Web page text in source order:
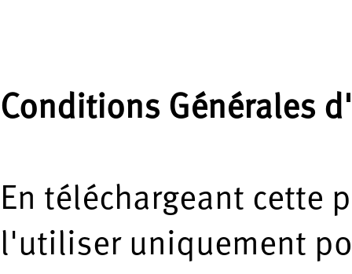
Conditions Générales
En téléchargeant cette
l'utiliser uniquement